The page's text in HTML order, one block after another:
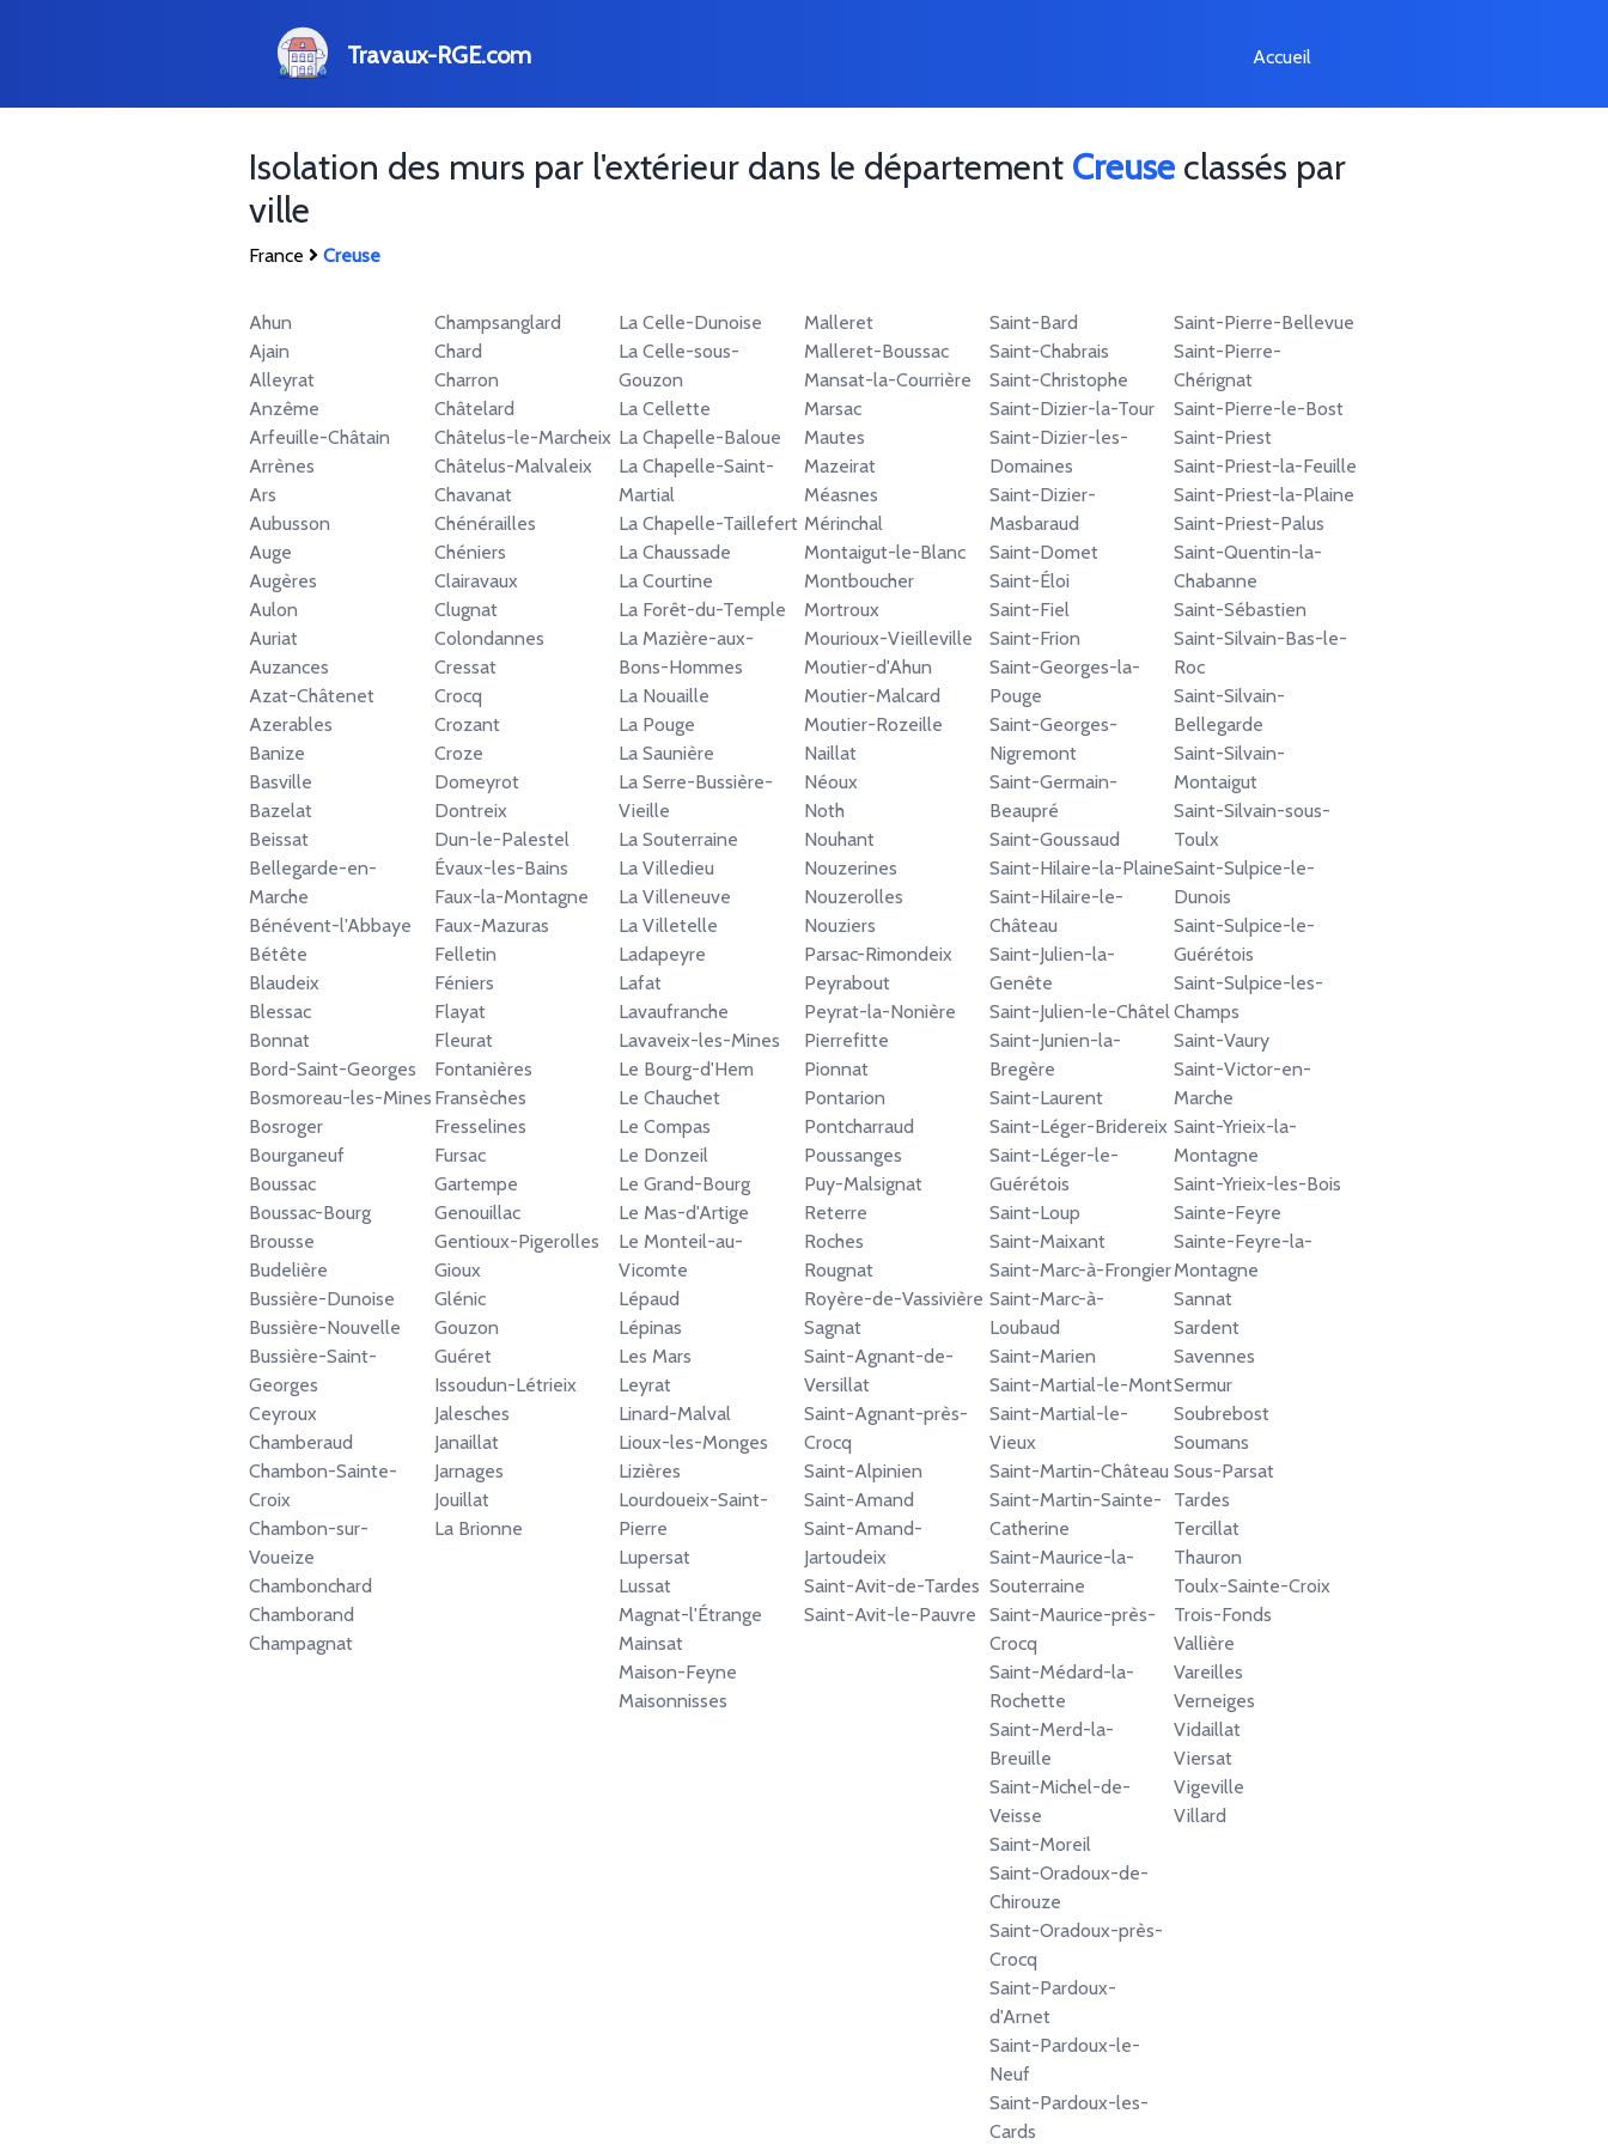
Travaux-RGE.com Accueil
Isolation des murs par l'extérieur dans le département Creuse classés par
ville
France Creuse
Ahun
Ajain
Alleyrat
Anzême
Arfeuille-Châtain
Arrènes
Ars
Aubusson
Auge
Augères
Aulon
Auriat
Auzances
Azat-Châtenet
Azerables
Banize
Basville
Bazelat
Beissat
Bellegarde-en-
Marche
Bénévent-l'Abbaye
Bétête
Blaudeix
Blessac
Bonnat
Bord-Saint-Georges
Bosmoreau-les-Mines
Bosroger
Bourganeuf
Boussac
Boussac-Bourg
Brousse
Budelière
Bussière-Dunoise
Bussière-Nouvelle
Bussière-Saint-
Georges
Ceyroux
Chamberaud
Chambon-Sainte-
Croix
Chambon-sur-
Voueize
Chambonchard
Chamborand
Champagnat
Champsanglard
Chard
Charron
Châtelard
Châtelus-le-Marcheix
Châtelus-Malvaleix
Chavanat
Chénérailles
Chéniers
Clairavaux
Clugnat
Colondannes
Cressat
Crocq
Crozant
Croze
Domeyrot
Dontreix
Dun-le-Palestel
Évaux-les-Bains
Faux-la-Montagne
Faux-Mazuras
Felletin
Féniers
Flayat
Fleurat
Fontanières
Fransèches
Fresselines
Fursac
Gartempe
Genouillac
Gentioux-Pigerolles
Gioux
Glénic
Gouzon
Guéret
Issoudun-Létrieix
Jalesches
Janaillat
Jarnages
Jouillat
La Brionne
La Celle-Dunoise
La Celle-sous-
Gouzon
La Cellette
La Chapelle-Baloue
La Chapelle-Saint-
Martial
La Chapelle-Taillefert
La Chaussade
La Courtine
La Forêt-du-Temple
La Mazière-aux-
Bons-Hommes
La Nouaille
La Pouge
La Saunière
La Serre-Bussière-
Vieille
La Souterraine
La Villedieu
La Villeneuve
La Villetelle
Ladapeyre
Lafat
Lavaufranche
Lavaveix-les-Mines
Le Bourg-d'Hem
Le Chauchet
Le Compas
Le Donzeil
Le Grand-Bourg
Le Mas-d'Artige
Le Monteil-au-
Vicomte
Lépaud
Lépinas
Les Mars
Leyrat
Linard-Malval
Lioux-les-Monges
Lizières
Lourdoueix-Saint-
Pierre
Lupersat
Lussat
Magnat-l'Étrange
Mainsat
Maison-Feyne
Maisonnisses
Malleret
Malleret-Boussac
Mansat-la-Courrière
Marsac
Mautes
Mazeirat
Méasnes
Mérinchal
Montaigut-le-Blanc
Montboucher
Mortroux
Mourioux-Vieilleville
Moutier-d'Ahun
Moutier-Malcard
Moutier-Rozeille
Naillat
Néoux
Noth
Nouhant
Nouzerines
Nouzerolles
Nouziers
Parsac-Rimondeix
Peyrabout
Peyrat-la-Nonière
Pierrefitte
Pionnat
Pontarion
Pontcharraud
Poussanges
Puy-Malsignat
Reterre
Roches
Rougnat
Royère-de-Vassivière
Sagnat
Saint-Agnant-de-
Versillat
Saint-Agnant-près-
Crocq
Saint-Alpinien
Saint-Amand
Saint-Amand-
Jartoudeix
Saint-Avit-de-Tardes
Saint-Avit-le-Pauvre
Saint-Bard
Saint-Chabrais
Saint-Christophe
Saint-Dizier-la-Tour
Saint-Dizier-les-
Domaines
Saint-Dizier-
Masbaraud
Saint-Domet
Saint-Éloi
Saint-Fiel
Saint-Frion
Saint-Georges-la-
Pouge
Saint-Georges-
Nigremont
Saint-Germain-
Beaupré
Saint-Goussaud
Saint-Hilaire-la-Plaine
Saint-Hilaire-le-
Château
Saint-Julien-la-
Genête
Saint-Julien-le-Châtel
Saint-Junien-la-
Bregère
Saint-Laurent
Saint-Léger-Bridereix
Saint-Léger-le-
Guérétois
Saint-Loup
Saint-Maixant
Saint-Marc-à-Frongier
Saint-Marc-à-
Loubaud
Saint-Marien
Saint-Martial-le-Mont
Saint-Martial-le-
Vieux
Saint-Martin-Château
Saint-Martin-Sainte-
Catherine
Saint-Maurice-la-
Souterraine
Saint-Maurice-près-
Crocq
Saint-Médard-la-
Rochette
Saint-Merd-la-
Breuille
Saint-Michel-de-
Veisse
Saint-Moreil
Saint-Oradoux-de-
Chirouze
Saint-Oradoux-près-
Crocq
Saint-Pardoux-
d'Arnet
Saint-Pardoux-le-
Neuf
Saint-Pardoux-les-
Cards
Saint-Pierre-Bellevue
Saint-Pierre-
Chérignat
Saint-Pierre-le-Bost
Saint-Priest
Saint-Priest-la-Feuille
Saint-Priest-la-Plaine
Saint-Priest-Palus
Saint-Quentin-la-
Chabanne
Saint-Sébastien
Saint-Silvain-Bas-le-
Roc
Saint-Silvain-
Bellegarde
Saint-Silvain-
Montaigut
Saint-Silvain-sous-
Toulx
Saint-Sulpice-le-
Dunois
Saint-Sulpice-le-
Guérétois
Saint-Sulpice-les-
Champs
Saint-Vaury
Saint-Victor-en-
Marche
Saint-Yrieix-la-
Montagne
Saint-Yrieix-les-Bois
Sainte-Feyre
Sainte-Feyre-la-
Montagne
Sannat
Sardent
Savennes
Sermur
Soubrebost
Soumans
Sous-Parsat
Tardes
Tercillat
Thauron
Toulx-Sainte-Croix
Trois-Fonds
Vallière
Vareilles
Verneiges
Vidaillat
Viersat
Vigeville
Villard